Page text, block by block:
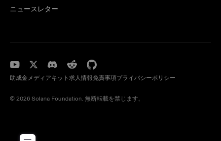
ニュースレター
助成金 メディアキット 求人情報免責事項プライバシーポリシー
© 2026 Solana Foundation. 無断転載を禁じます。